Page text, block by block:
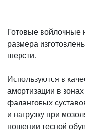
Готовые войлочные
размера
шерсти.
Используются в
амортизации в
фаланговых
и нагрузку при
ношении тесной